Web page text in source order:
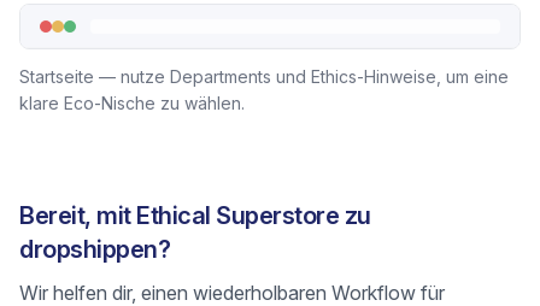
Startseite — nutze Departments und Ethics-Hinweise, um eine
klare Eco-Nische zu wählen.
Bereit, mit Ethical Superstore zu
dropshippen?
Wir helfen dir, einen wiederholbaren Workflow für